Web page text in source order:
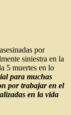
por
siniestra en la
5 muertes en lo
para muchas
por trabajar en el
en la vida